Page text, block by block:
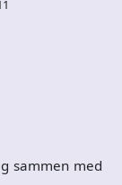
sammen med